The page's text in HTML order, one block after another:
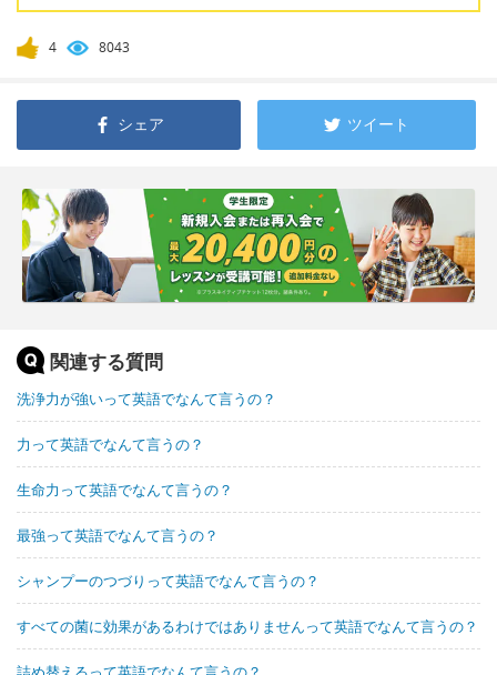
4 8043
シェア ツイート
関連する質問
洗浄力が強いって英語でなんて言うの？
力って英語でなんて言うの？
生命力って英語でなんて言うの？
最強って英語でなんて言うの？
シャンプーのつづりって英語でなんて言うの？
すべての菌に効果があるわけではありませんって英語でなんて言うの？